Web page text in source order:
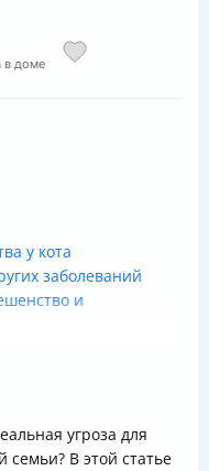
в доме
у кота
заболеваний
и
угроза для
семьи? В этой статье